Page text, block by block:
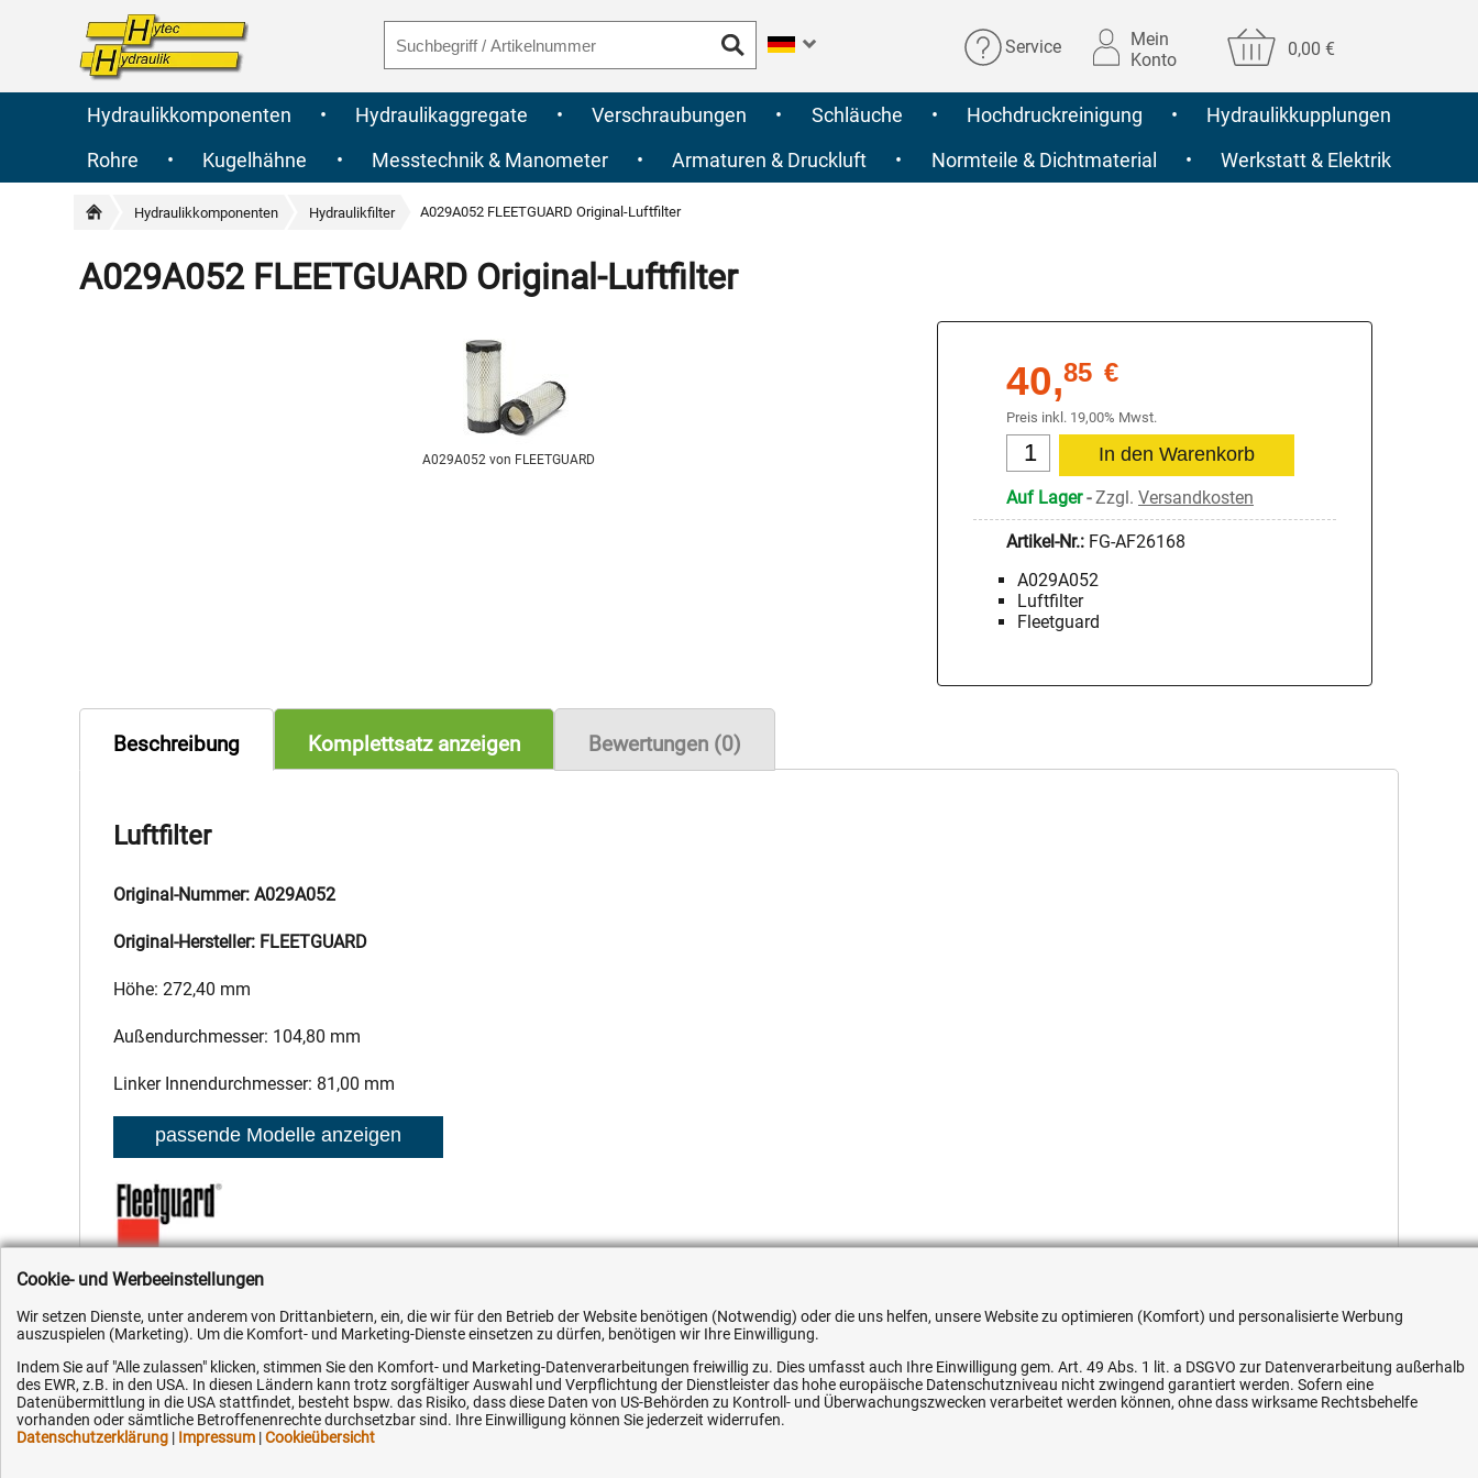
Service
Mein
Konto
0,00 €
Hydraulikkomponenten • Hydraulikaggregate • Verschraubungen • Schläuche • Hochdruckreinigung •
Hydraulikkupplungen
Rohre
• Kugelhähne • Messtechnik & Manometer • Armaturen & Druckluft • Normteile & Dichtmaterial • Werkstatt & Elektrik
Hydraulikkomponenten Hydraulikfilter A029A052 FLEETGUARD Original-Luftfilter
A029A052 FLEETGUARD Original-Luftfilter
A029A052 von FLEETGUARD
40,85 €
Preis inkl. 19,00% Mwst.
Auf Lager-Zzgl. Versandkosten
Artikel-Nr.: FG-AF26168
A029A052
Luftfilter
Fleetguard
Beschreibung
Luftfilter
Original-Nummer: A029A052
Original-Hersteller: FLEETGUARD
Höhe: 272,40 mm
Außendurchmesser: 104,80 mm
Linker Innendurchmesser: 81,00 mm
Komplettsatz anzeigen Bewertungen (0)
Kundenhotline (Festnetz):
Cookie- und Werbeeinstellungen
Wir setzen Dienste, unter anderem von Drittanbietern, ein, die wir für den Betrieb der Website benötigen (Notwendig) oder die uns helfen, unsere Website zu optimieren (Komfort) und personalisierte Werbung
auszuspielen (Marketing). Um die Komfort- und Marketing-Dienste einsetzen zu dürfen, benötigen wir Ihre Einwilligung.
Indem Sie auf "Alle zulassen" klicken, stimmen Sie den Komfort- und Marketing-Datenverarbeitungen freiwillig zu. Dies umfasst auch Ihre Einwilligung gem. Art. 49 Abs. 1 lit. a DSGVO zur Datenverarbeitung außerhalb
des EWR, z.B. in den USA. In diesen Ländern kann trotz sorgfältiger Auswahl und Verpflichtung der Dienstleister das hohe europäische Datenschutzniveau nicht zwingend garantiert werden. Sofern eine
Datenübermittlung in die USA stattfindet, besteht bspw. das Risiko, dass diese Daten von US-Behörden zu Kontroll- und Überwachungszwecken verarbeitet werden können, ohne dass wirksame Rechtsbehelfe
vorhanden oder sämtliche Betroffenenrechte durchsetzbar sind. Ihre Einwilligung können Sie jederzeit widerrufen.
Datenschutzerklärung | Impressum |Cookieübersicht